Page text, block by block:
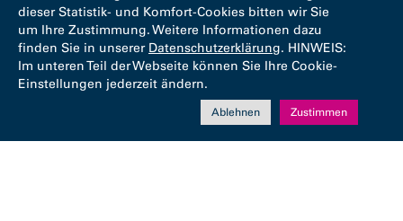
dieser Statistik- und Komfort-Cookies bitten wir Sie
um Ihre Zustimmung. Weitere Informationen dazu
finden Sie in unserer Datenschutzerklärung. HINWEIS:
Im unteren Teil der Webseite können Sie Ihre Cookie-
Einstellungen jederzeit ändern.
Zustimmen
Ablehnen